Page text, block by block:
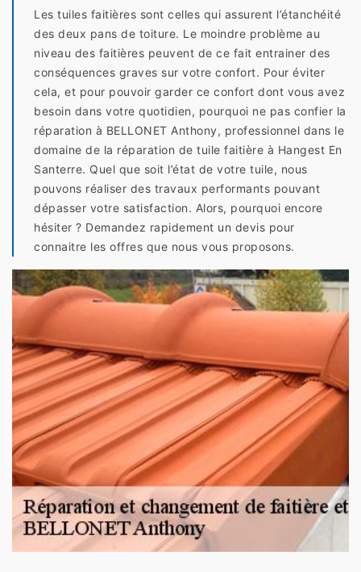
Les tuiles faitières sont celles qui assurent l’étanchéité
des deux pans de toiture. Le moindre problème au
niveau des faitières peuvent de ce fait entrainer des
conséquences graves sur votre confort. Pour éviter
cela, et pour pouvoir garder ce confort dont vous avez
besoin dans votre quotidien, pourquoi ne pas confier la
réparation à BELLONET Anthony, professionnel dans le
domaine de la réparation de tuile faitière à Hangest En
Santerre. Quel que soit l’état de votre tuile, nous
pouvons réaliser des travaux performants pouvant
dépasser votre satisfaction. Alors, pourquoi encore
hésiter ? Demandez rapidement un devis pour
connaitre les offres que nous vous proposons.